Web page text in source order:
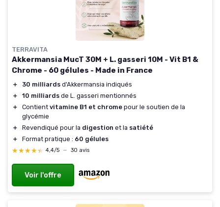
TERRAVITA
Akkermansia MucT 30M + L. gasseri 10M - Vit B1 &
Chrome - 60 gélules - Made in France
＋ 30 milliards d'Akkermansia indiqués
＋
10 milliards de L. gasseri mentionnés
＋
Contient vitamine B1 et chrome pour le soutien de la
glycémie
＋
Revendiqué pour la digestion et la satiété
＋
Format pratique : 60 gélules
★★★★★
★★★★★ 4,4/5 — 30 avis
Voir l'offre